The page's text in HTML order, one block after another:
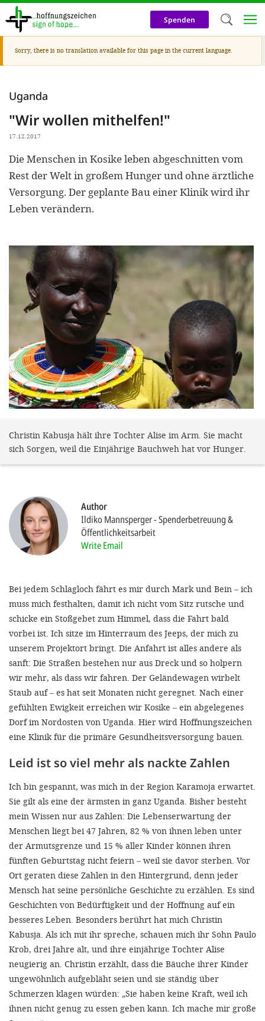
Skip
content
Spenden
Warning
message
Sorry, there is no translation available for this page in the current language.
Uganda
"Wir wollen mithelfen!"
17.12.2017
Die Menschen in Kosike leben abgeschnitten vom
Rest der Welt in großem Hunger und ohne ärztliche
Versorgung. Der geplante Bau einer Klinik wird ihr
Leben verändern.
Christin Kabusja hält ihre Tochter Alise im Arm. Sie macht
sich Sorgen, weil die Einjährige Bauchweh hat vor Hunger.
Author
Ildiko Mannsperger Spenderbetreuung &
Öffentlichkeitsarbeit
Write Email
Bei jedem Schlagloch fährt es mir durch Mark und Bein – ich
muss mich festhalten, damit ich nicht vom Sitz rutsche und
schicke ein Stoßgebet zum Himmel, dass die Fahrt bald
vorbei ist. Ich sitze im Hinterraum des Jeeps, der mich zu
unserem Projektort bringt. Die Anfahrt ist alles andere als
sanft: Die Straßen bestehen nur aus Dreck und so holpern
wir mehr, als dass wir fahren. Der Geländewagen wirbelt
Staub auf – es hat seit Monaten nicht geregnet. Nach einer
gefühlten Ewigkeit erreichen wir Kosike – ein abgelegenes
Dorf im Nordosten von Uganda. Hier wird Hoffnungszeichen
eine Klinik für die primäre Gesundheitsversorgung bauen.
Leid ist so viel mehr als nackte Zahlen
Ich bin gespannt, was mich in der Region Karamoja erwartet.
Sie gilt als eine der ärmsten in ganz Uganda. Bisher besteht
mein Wissen nur aus Zahlen: Die Lebenserwartung der
Menschen liegt bei 47 Jahren, 82 % von ihnen leben unter
der Armutsgrenze und 15 % aller Kinder können ihren
fünften Geburtstag nicht feiern – weil sie davor sterben. Vor
Ort geraten diese Zahlen in den Hintergrund, denn jeder
Mensch hat seine persönliche Geschichte zu erzählen. Es sind
Geschichten von Bedürftigkeit und der Hoffnung auf ein
besseres Leben. Besonders berührt hat mich Christin
Kabusja. Als ich mit ihr spreche, schauen mich ihr Sohn Paulo
Krob, drei Jahre alt, und ihre einjährige Tochter Alise
neugierig an. Christin erzählt, dass die Bäuche ihrer Kinder
ungewöhnlich aufgebläht seien und sie ständig über
Schmerzen klagen würden: „Sie haben keine Kraft, weil ich
ihnen nicht genug zu essen geben kann. Ich mache mir große
cookies,
cookies
and
efficient,
the best
gain new
for our
accept
cookies
optional
settings
in the
DECLINE